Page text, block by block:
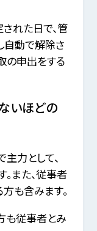
れた日で、管
自動で解除さ
の申出をする
いほどの
力として、
また、従事者
も含みます。
も従事者とみ